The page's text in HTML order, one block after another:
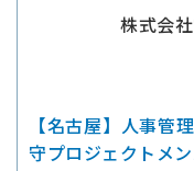
株式会
【名古屋】人事管
守プロジェクトメ